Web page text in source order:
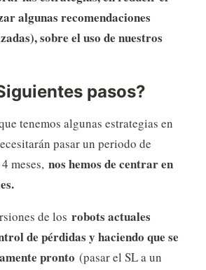
algunas recomendaciones
sobre el uso de nuestros
pasos?
tenemos algunas estrategias en
pasar un periodo de
meses, nos hemos de centrar en
de los robots actuales
de pérdidas y haciendo que se
pronto (pasar el SL a un